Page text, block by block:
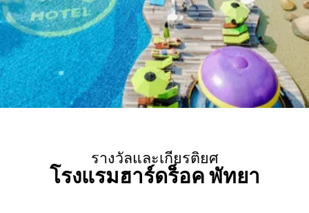
รางวัลและเกียรติยศ
โรงแรมฮาร์ดร็อค พัทยา